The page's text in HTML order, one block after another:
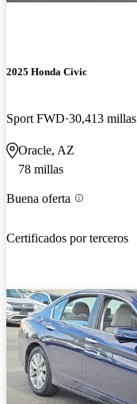
2025 Honda Civic
Sport FWD 30,413 millas
Oracle, AZ
78 millas
Buena oferta
Certificados por terceros